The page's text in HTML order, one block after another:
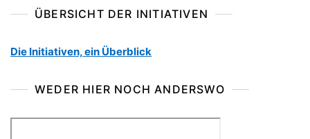
ÜBERSICHT DER INITIATIVEN
Die Initiativen, ein Überblick
WEDER HIER NOCH ANDERSWO